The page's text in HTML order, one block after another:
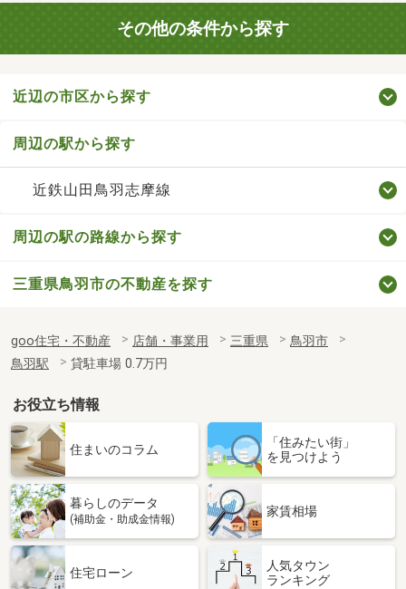
その他の条件から探す
近辺の市区から探す
周辺の駅から探す
近鉄山田鳥羽志摩線
周辺の駅の路線から探す
三重県鳥羽市の不動産を探す
goo住宅・不動産 店舗・事業用 三重県
鳥羽市
鳥羽駅
貸駐車場 0.7万円
お役立ち情報
住まいのコラム
「住みたい街」
を見つけよう
暮らしのデータ
(補助金・助成金情報)
家賃相場
住宅ローン
人気タウン
ランキング